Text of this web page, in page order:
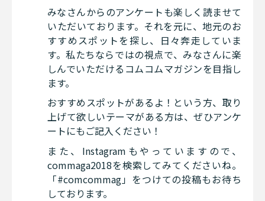
みなさんからのアンケートも楽しく読ませて
いただいております。それを元に、地元のお
すすめスポットを探し、日々奔走していま
す。私たちならではの視点で、みなさんに楽
しんでいただけるコムコムマガジンを目指し
ます。
おすすめスポットがあるよ！という方、取り
上げて欲しいテーマがある方は、ぜひアンケ
ートにもご記入ください！
また、Instagramもやっていますので、
commaga2018を検索してみてくださいね。
「#comcommag」をつけての投稿もお待ち
しております。